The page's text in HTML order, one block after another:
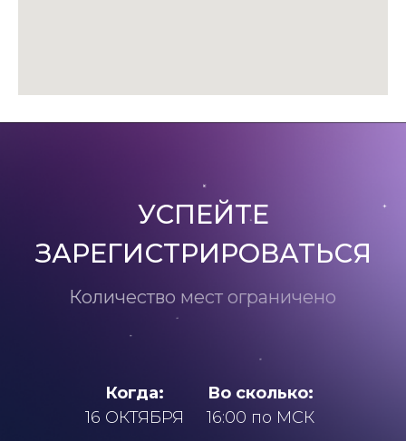
УСПЕЙТЕ
ЗАРЕГИСТРИРОВАТЬСЯ
Когда:
16 ОКТЯБРЯ
Во сколько:
16:00 по МСК
Количество мест ограничено